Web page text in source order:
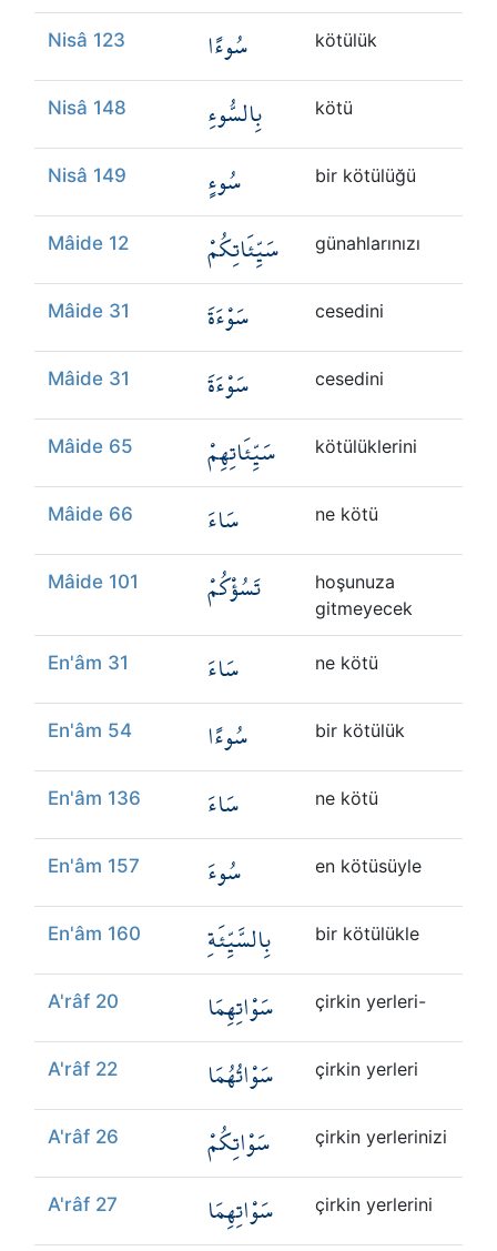
Nisâ 123 سُوءًا kötülük
Nisâ 148 بِالسُّوءِ kötü
Nisâ 149 سُوءٍ bir kötülüğü
Mâide 12 سَيِّئَاتِكُمْ günahlarınızı
Mâide 31 سَوْءَةَ cesedini
Mâide 31 سَوْءَةَ cesedini
Mâide 65 سَيِّئَاتِهِمْ kötülüklerini
Mâide 66 سَاءَ ne kötü
Mâide 101 تَسُؤْكُمْ
hoşunuza
gitmeyecek
En'âm 31 سَاءَ ne kötü
En'âm 54 سُوءًا bir kötülük
En'âm 136 سَاءَ ne kötü
En'âm 157 سُوءَ en kötüsüyle
En'âm 160 بِالسَّيِّئَةِ bir kötülükle
A'râf 20 سَوْاتِهِمَا çirkin yerleri-
A'râf 22 سَوْاتُهُمَا çirkin yerleri
A'râf 26 سَوْاتِكُمْ çirkin yerlerinizi
A'râf 27 سَوْاتِهِمَا çirkin yerlerini